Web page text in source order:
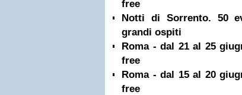
free
Notti di Sorrento. 50
grandi ospiti
Roma - dal 21 al 25
free
Roma - dal 15 al 20
free